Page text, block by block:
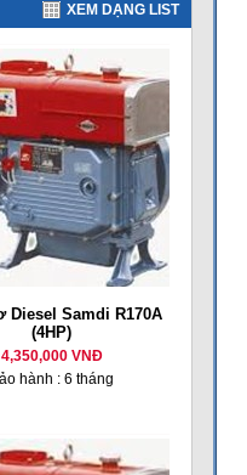
XEM DẠNG LIST
Diesel Samdi R170A
(4HP)
4,350,000 VNĐ
hành : 6 tháng